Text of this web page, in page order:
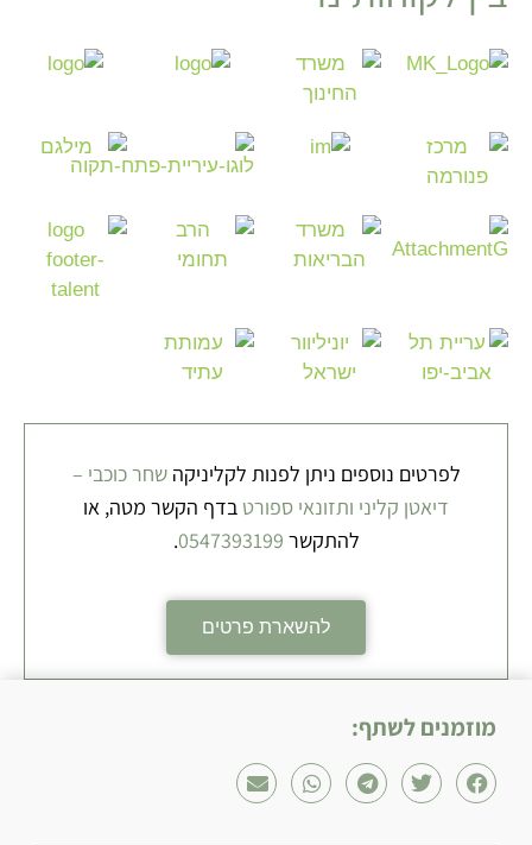
לפרטים נוספים ניתן לפנות לקליניקהשחר כוכבי –
דיאטן קליני ותזונאי ספורט בדף הקשר מטה, או
להתקשר 0547393199
.
להשארת פרטים
מוזמנים לשתף: